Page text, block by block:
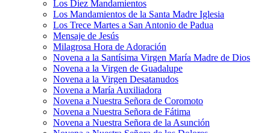
Los Diez Mandamientos
Los Mandamientos de la Santa Madre Iglesia
Los Trece Martes a San Antonio de Padua
Mensaje de Jesús
Milagrosa Hora de Adoración
Novena a la Santísima Virgen María Madre de Dios
Novena a la Virgen de Guadalupe
Novena a la Virgen Desatanudos
Novena a María Auxiliadora
Novena a Nuestra Señora de Coromoto
Novena a Nuestra Señora de Fátima
Novena a Nuestra Señora de la Asunción